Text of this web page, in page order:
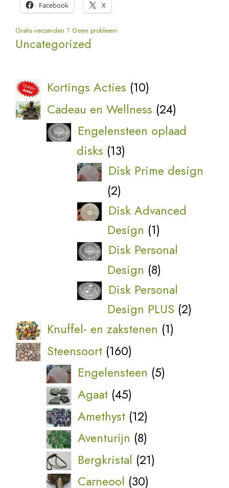
Facebook
X
Berichtnavigatie
Gratis verzenden ? Geen probleem
Uncategorized
Kortings Acties 1010
producten
Cadeau en Wellness 2424
producten
Engelensteen oplaad
disks 1313
producten
Disk Prime design
22
producten
Disk Advanced
Design 11
product
Disk Personal
Design 88
producten
Disk Personal
Design PLUS 22
Knuffel- en zakstenen 11
Steensoort 160160
producten
Engelensteen 55
Agaat 4545
producten
Amethyst 1212
producten
Aventurijn 88
producten
Bergkristal 2121
Carneool 3030